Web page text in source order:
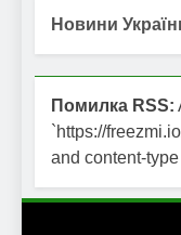
Новини
Помилка RSS:
`https://
and content-